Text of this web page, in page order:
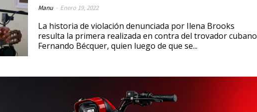
Manu - Enero 19, 2022
La historia de violación denunciada por Ilena Brooks
resulta la primera realizada en contra del trovador cubano
Fernando Bécquer, quien luego de que se...